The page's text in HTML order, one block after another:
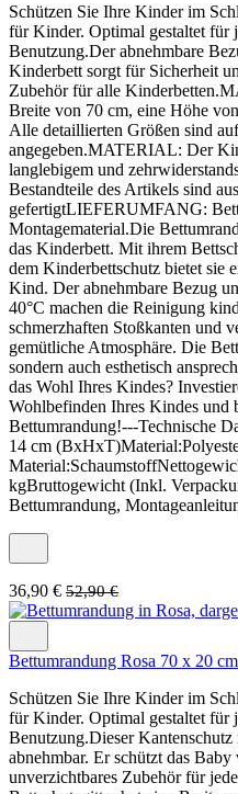
Schützen Sie Ihre Kinder im
für Kinder. Optimal gestaltet für
Benutzung.Der abnehmbare
Kinderbett sorgt für Sicherheit
Zubehör für alle
Breite von 70 cm, eine Höhe
Alle detaillierten Größen sind
angegeben.MATERIAL: Der
langlebigem und
Bestandteile des Artikels sind
gefertigtLIEFERUMFANG:
Montagematerial.Die
das Kinderbett. Mit ihrem
dem Kinderbettschutz bietet sie
Kind. Der abnehmbare Bezug
40°C machen die Reinigung
schmerzhaften Stoßkanten und
gemütliche Atmosphäre. Die
sondern auch esthetisch
das Wohl Ihres Kindes?
Wohlbefinden Ihres Kindes und
Bettumrandung!---Technische
14 cm
kgBruttogewicht (Inkl.
Bettumrandung,
36,90 € 52,90 €
Bettumrandung Rosa 70 x 20
Schützen Sie Ihre Kinder im
für Kinder. Optimal gestaltet für
Benutzung.Dieser
abnehmbar. Er schützt das
unverzichtbares Zubehör für